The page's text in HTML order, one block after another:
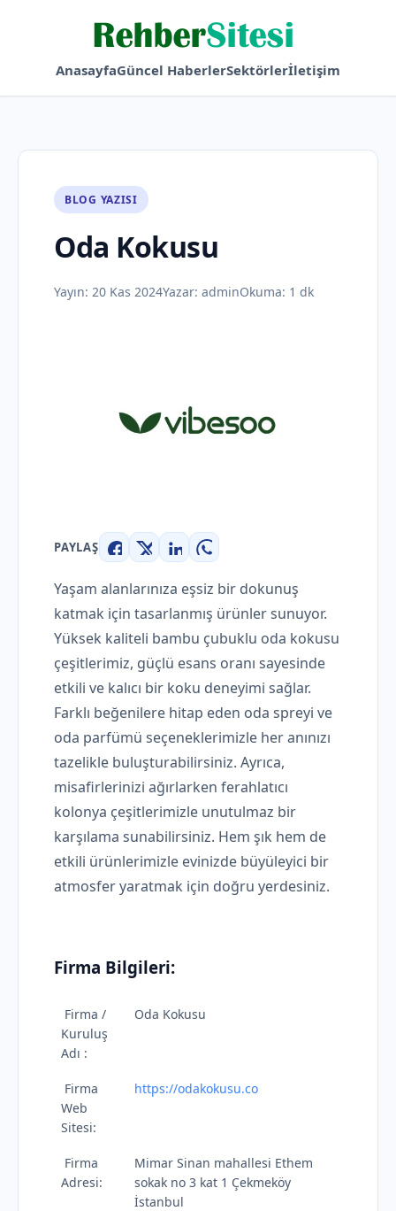
AnasayfaGüncel HaberlerSektörlerİletişim
BLOG YAZISI
Oda Kokusu
Yayın: 20 Kas 2024Yazar: adminOkuma: 1 dk
PAYLAŞ
Facebook
X LinkedInWhatsApp
Yaşam alanlarınıza eşsiz bir dokunuş
katmak için tasarlanmış ürünler sunuyor.
Yüksek kaliteli bambu çubuklu oda kokusu
çeşitlerimiz, güçlü esans oranı sayesinde
etkili ve kalıcı bir koku deneyimi sağlar.
Farklı beğenilere hitap eden oda spreyi ve
oda parfümü seçeneklerimizle her anınızı
tazelikle buluşturabilirsiniz. Ayrıca,
misafirlerinizi ağırlarken ferahlatıcı
kolonya çeşitlerimizle unutulmaz bir
karşılama sunabilirsiniz. Hem şık hem de
etkili ürünlerimizle evinizde büyüleyici bir
atmosfer yaratmak için doğru yerdesiniz.
Firma Bilgileri:
Firma /
Kuruluş
Adı :
Oda Kokusu
Firma
Web
Sitesi:
https://odakokusu.co
Firma
Adresi:
Mimar Sinan mahallesi Ethem
sokak no 3 kat 1 Çekmeköy
İstanbul